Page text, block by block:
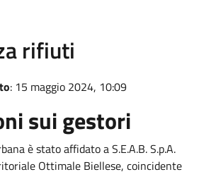
rifiuti
: 15 maggio 2024, 10:09
sui gestori
è stato affidato a S.E.A.B. S.p.A.
Ottimale Biellese, coincidente